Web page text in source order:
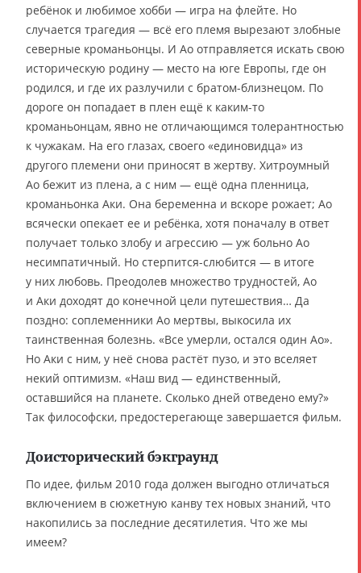
ребёнок и любимое хобби — игра на флейте. Но
случается трагедия — всё его племя вырезают злобные
северные кроманьонцы. И Ао отправляется искать свою
историческую родину — место на юге Европы, где он
родился, и где их разлучили с братом-близнецом. По
дороге он попадает в плен ещё к каким-то
кроманьонцам, явно не отличающимся толерантностью
к чужакам. На его глазах, своего «единовидца» из
другого племени они приносят в жертву. Хитроумный
Ао бежит из плена, а с ним — ещё одна пленница,
кроманьонка Аки. Она беременна и вскоре рожает; Ао
всячески опекает ее и ребёнка, хотя поначалу в ответ
получает только злобу и агрессию — уж больно Ао
несимпатичный. Но стерпится-слюбится — в итоге
у них любовь. Преодолев множество трудностей, Ао
и Аки доходят до конечной цели путешествия… Да
поздно: соплеменники Ао мертвы, выкосила их
таинственная болезнь. «Все умерли, остался один Ао».
Но Аки с ним, у неё снова растёт пузо, и это вселяет
некий оптимизм. «Наш вид — единственный,
оставшийся на планете. Сколько дней отведено ему?»
Так философски, предостерегающе завершается фильм.
Доисторический бэкграунд
По идее, фильм 2010 года должен выгодно отличаться
включением в сюжетную канву тех новых знаний, что
накопились за последние десятилетия. Что же мы
имеем?